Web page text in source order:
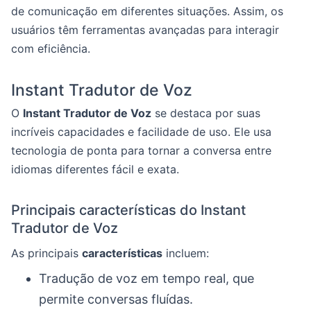
de comunicação em diferentes situações. Assim, os
usuários têm ferramentas avançadas para interagir
com eficiência.
Instant Tradutor de Voz
O Instant Tradutor de Voz se destaca por suas
incríveis capacidades e facilidade de uso. Ele usa
tecnologia de ponta para tornar a conversa entre
idiomas diferentes fácil e exata.
Principais características do Instant
Tradutor de Voz
As principais características incluem:
Tradução de voz em tempo real, que
permite conversas fluídas.